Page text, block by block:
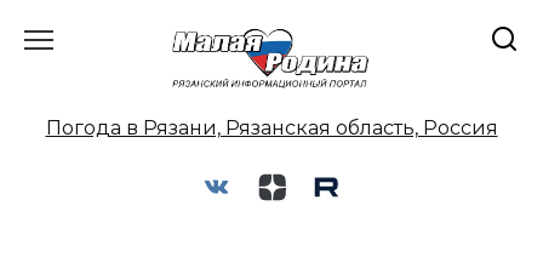
Погода в Рязани, Рязанская область, Россия